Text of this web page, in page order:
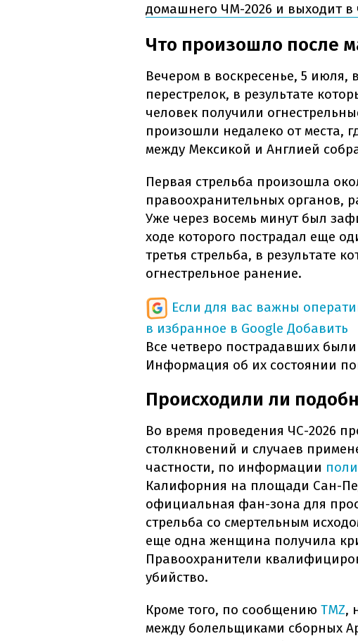
домашнего ЧМ-2026 и выходит в
Что произошло после
Вечером в воскресенье, 5
перестрелок, в результате
человек получили
произошли недалеко от места,
между Мексикой и Англией
Первая стрельба произошла
правоохранительных органов,
Уже через восемь минут был
ходе которого пострадал еще
третья стрельба, в результате
огнестрельное ранение.
Если для вас важны
в избранное в Google Добавить
Все четверо пострадавших
Информация об их состоянии
Происходили ли
Во время проведения ЧС-2026
столкновений и случаев
частности, по информации
Калифорния на площади Сан-
официальная фан-зона для
стрельба со смертельным
еще одна женщина получила
Правоохранители
убийство.
Кроме того, по сообщению TMZ,
между болельщиками сборных